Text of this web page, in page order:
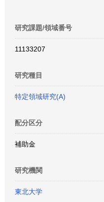
研究課題/領域番号
11133207
研究種目
特定領域研究(A)
配分区分
補助金
研究機関
東北大学